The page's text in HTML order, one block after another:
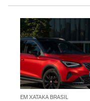
EM XATAKA BRASIL